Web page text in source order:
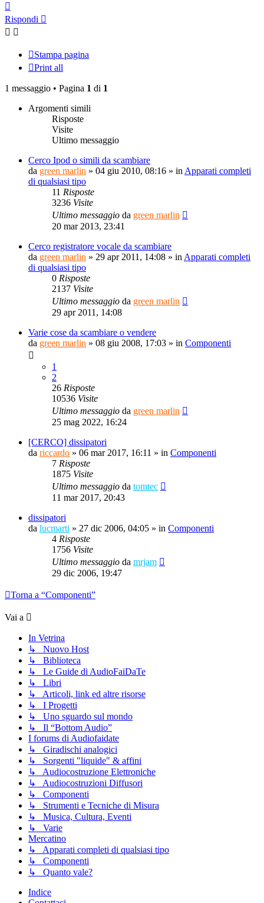
Rispondi
Stampa pagina
Print all
1 messaggio • Pagina 1 di 1
Argomenti simili
Risposte
Visite
Ultimo messaggio
Cerco Ipod o simili da scambiare
da green marlin » 04 giu 2010, 08:16 » in Apparati completi
di qualsiasi tipo
11 Risposte
3236 Visite
Ultimo messaggio da green marlin
20 mar 2013, 23:41
Cerco registratore vocale da scambiare
da green marlin » 29 apr 2011, 14:08 » in Apparati completi
di qualsiasi tipo
0 Risposte
2137 Visite
Ultimo messaggio da green marlin
29 apr 2011, 14:08
Varie cose da scambiare o vendere
da green marlin » 08 giu 2008, 17:03 » in Componenti
1
2
26 Risposte
10536 Visite
Ultimo messaggio da green marlin
25 mag 2022, 16:24
[CERCO] dissipatori
da riccardo » 06 mar 2017, 16:11 » in Componenti
7 Risposte
1875 Visite
Ultimo messaggio da tomtec
11 mar 2017, 20:43
dissipatori
da lucmarti » 27 dic 2006, 04:05 » in Componenti
4 Risposte
1756 Visite
Ultimo messaggio da mrjam
29 dic 2006, 19:47
Torna a “Componenti”
Vai a
In Vetrina
↳ Nuovo Host
↳ Biblioteca
↳ Le Guide di AudioFaiDaTe
↳ Libri
↳ Articoli, link ed altre risorse
↳ I Progetti
↳ Uno sguardo sul mondo
↳ Il “Bottom Audio”
I forums di Audiofaidate
↳ Giradischi analogici
↳ Sorgenti "liquide" & affini
↳ Audiocostruzione Elettroniche
↳ Audiocostruzioni Diffusori
↳ Componenti
↳ Strumenti e Tecniche di Misura
↳ Musica, Cultura, Eventi
↳ Varie
Mercatino
↳ Apparati completi di qualsiasi tipo
↳ Componenti
↳ Quanto vale?
Indice